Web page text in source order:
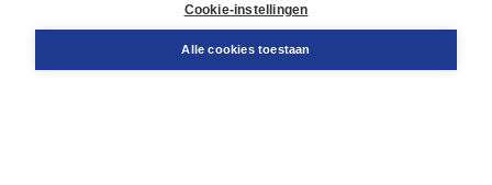
Cookie-instellingen
Alle cookies toestaan